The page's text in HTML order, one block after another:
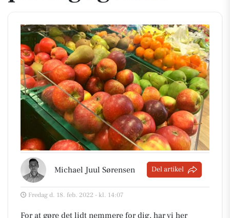
Michael Juul Sørensen Del artikel
Fredag d. 18. feb. 2022 - kl. 14:07
For at gøre det lidt nemmere for dig, har vi her